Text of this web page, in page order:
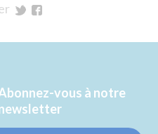
Twitter
Facebook
vous à notre